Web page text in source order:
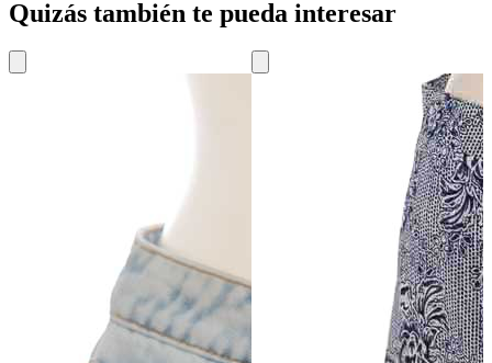
Quizás también te pueda interesar